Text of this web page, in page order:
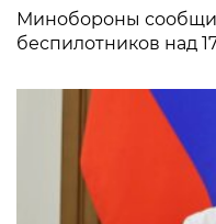
Минобороны
беспилотников над